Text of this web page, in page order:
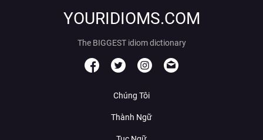
YOURIDIOMS.COM
The BIGGEST idiom dictionary
Chúng Tôi
Thành Ngữ